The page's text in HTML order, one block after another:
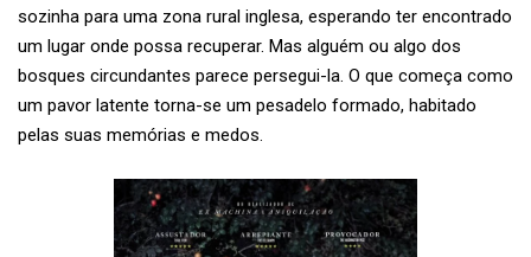
sozinha para uma zona rural inglesa, esperando ter encontrado
um lugar onde possa recuperar. Mas alguém ou algo dos
bosques circundantes parece persegui-la. O que começa como
um pavor latente torna-se um pesadelo formado, habitado
pelas suas memórias e medos.